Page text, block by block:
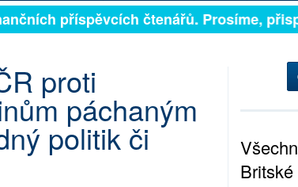
příspěvcích čtenářů. Prosíme,
proti
páchaným
politik či